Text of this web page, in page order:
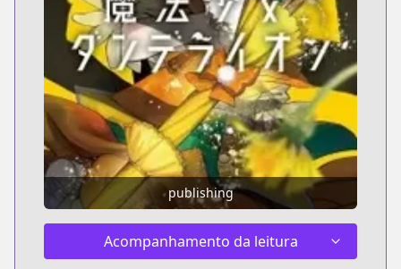
publishing
Acompanhamento da leitura